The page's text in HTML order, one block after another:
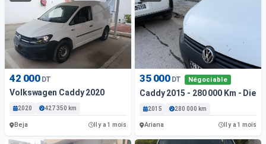
42 000 DT
Volkswagen Caddy 2020
2020 427 350 km
Beja Il y a 1 mois
35 000 DT Négociable
Caddy 2015 - 280 000 Km -
2015 280 000 km
Ariana Il y a 1 mois